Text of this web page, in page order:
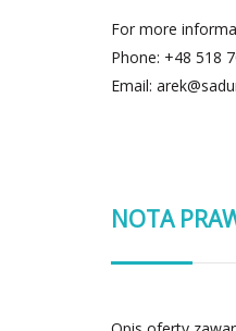
For more
Phone: +48 518
Email:
NOTA